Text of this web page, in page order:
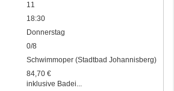
11
18:30
Donnerstag
0/8
Schwimmoper (Stadtbad Johannisberg)
84,70 €
inklusive Badei...